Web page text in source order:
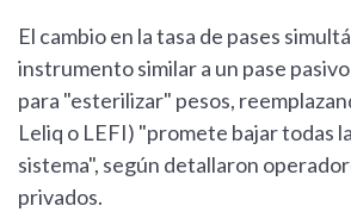
El cambio en la tasa de pases
instrumento similar a un pase
para "esterilizar" pesos,
Leliq o LEFI) "promete bajar todas
sistema", según detallaron
privados.